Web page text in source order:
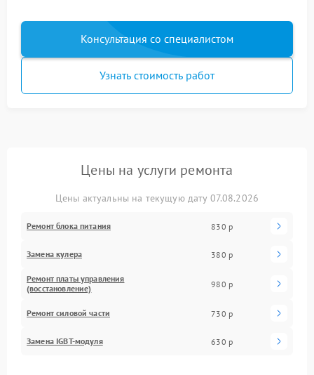
Консультация со специалистом
Узнать стоимость работ
Цены на услуги ремонта
Цены актуальны на текущую дату 07.08.2026
Ремонт блока питания 830 р
Замена кулера 380 р
Ремонт платы управления
(восстановление)
980 р
Ремонт силовой части 730 р
Замена IGBT-модуля 630 р